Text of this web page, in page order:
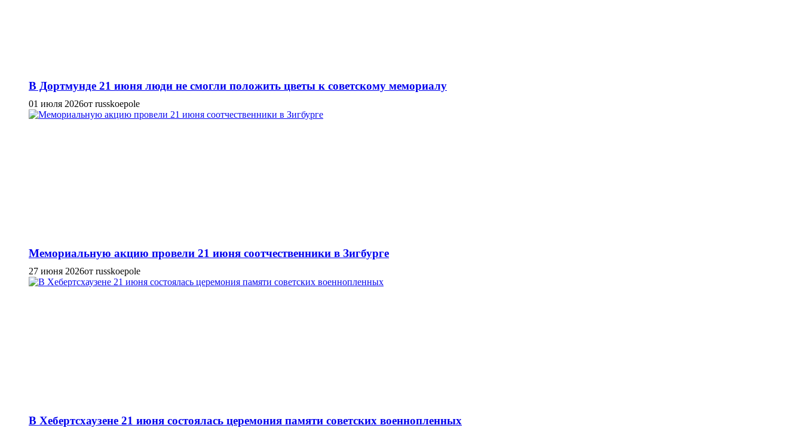
В Дортмунде 21 июня люди не смогли положить цветы к советскому мемориалу
01 июля 2026от russkoepole
Мемориальную акцию провели 21 июня соотчественники в Зигбурге
27 июня 2026от russkoepole
В Хебертсхаузене 21 июня состоялась церемония памяти советских военнопленных